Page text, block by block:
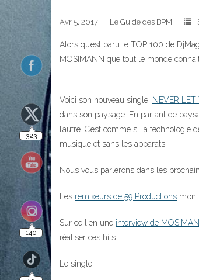
Avr 5, 2017 Le Guide des BPM
Alors qu’est paru le TOP 100 de
MOSIMANN que tout le monde
Voici son nouveau single: NEVER LET
dans son paysage. En parlant de
l’autre. C’est comme si la technologie
musique et sans les apparats.
Nous vous parlerons dans les
Les remixeurs de 59 Productions
Sur ce lien une interview de
réaliser ces hits.
Le single:
323
140
10